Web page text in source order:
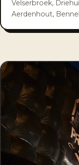
Velserbroek,
Aerdenhout,